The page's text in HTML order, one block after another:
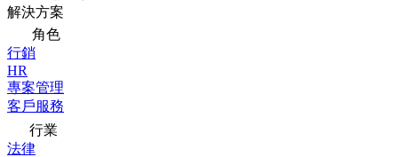
解決方案
角色
行銷
HR
專案管理
客戶服務
行業
法律